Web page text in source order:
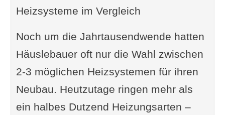
Heizsysteme im Vergleich
Noch um die Jahrtausendwende hatten
Häuslebauer oft nur die Wahl zwischen
2-3 möglichen Heizsystemen für ihren
Neubau. Heutzutage ringen mehr als
ein halbes Dutzend Heizungsarten –